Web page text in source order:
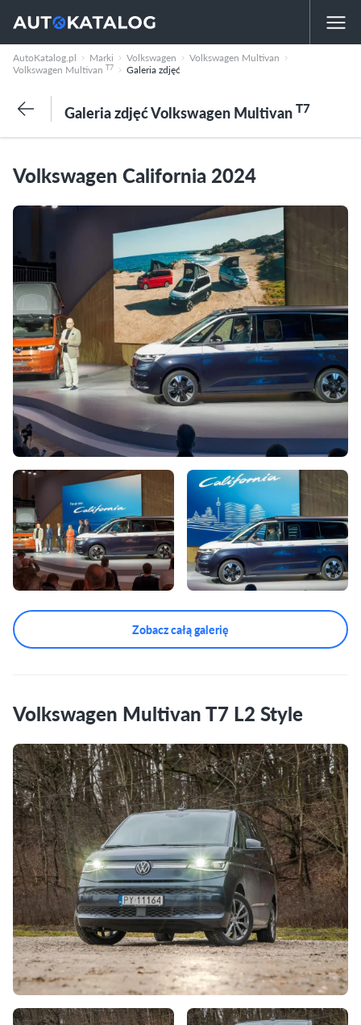
AutoKatalog.pl Marki Volkswagen
Volkswagen Multivan
Volkswagen Multivan T7 Galeria zdjęć
Galeria zdjęć Volkswagen MultivanT7
Volkswagen California 2024
Zobacz całą galerię
Volkswagen Multivan T7 L2 Style